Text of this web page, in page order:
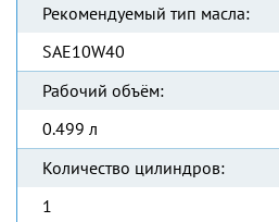
Рекомендуемый тип масла:
SAE10W40
Рабочий объём:
0.499 л
Количество цилиндров:
1